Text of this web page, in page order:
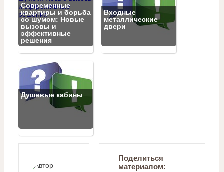
Современные
квартиры и борьба
со шумом: Новые
вызовы и
эффективные
решения
Входные
металлические
двери
Душевые кабины
Поделиться
материалом: